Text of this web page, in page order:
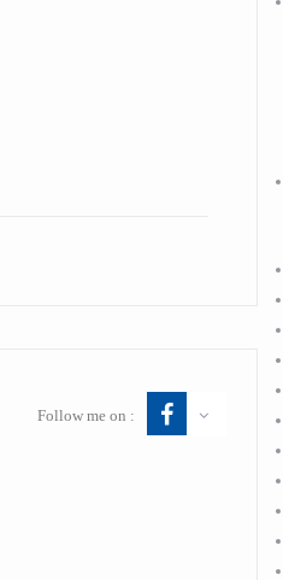
Follow me on :